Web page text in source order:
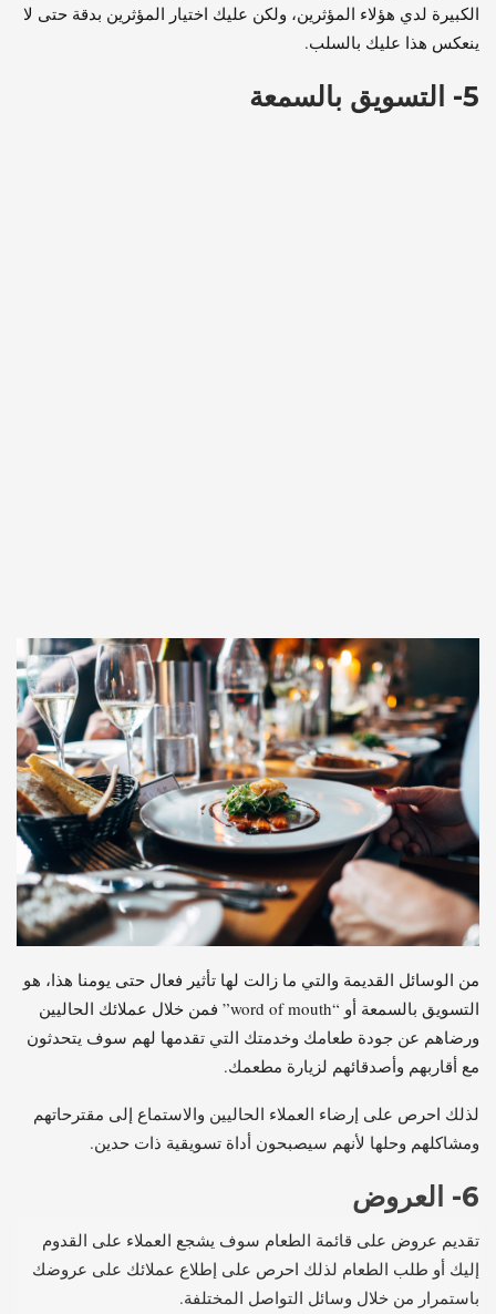
الكبيرة لدي هؤلاء المؤثرين، ولكن عليك اختيار المؤثرين بدقة حتى لا
ينعكس هذا عليك بالسلب.
5- التسويق بالسمعة
من الوسائل القديمة والتي ما زالت لها تأثير فعال حتى يومنا هذا، هو
التسويق بالسمعة أو “word of mouth” فمن خلال عملائك الحاليين
ورضاهم عن جودة طعامك وخدمتك التي تقدمها لهم سوف يتحدثون
مع أقاربهم وأصدقائهم لزيارة مطعمك.
لذلك احرص على إرضاء العملاء الحاليين والاستماع إلى مقترحاتهم
ومشاكلهم وحلها لأنهم سيصبحون أداة تسويقية ذات حدين.
6- العروض
تقديم عروض على قائمة الطعام سوف يشجع العملاء على القدوم
إليك أو طلب الطعام لذلك احرص على إطلاع عملائك على عروضك
باستمرار من خلال وسائل التواصل المختلفة.